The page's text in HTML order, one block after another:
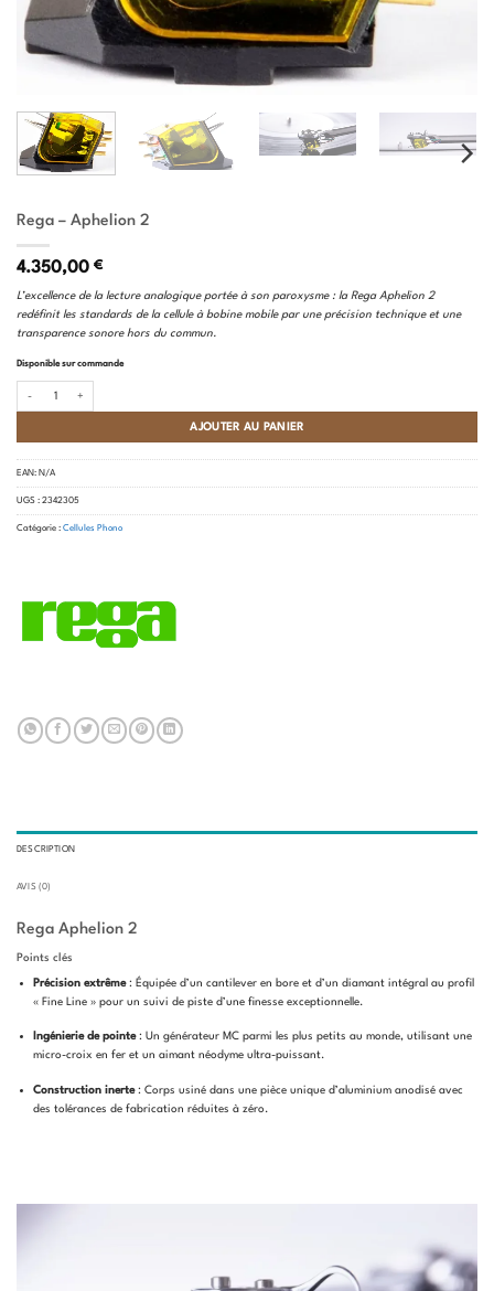
Rega – Aphelion 2
4.350,00 €
L’excellence de la lecture analogique portée à son paroxysme : la Rega Aphelion 2
redéfinit les standards de la cellule à bobine mobile par une précision technique et une
transparence sonore hors du commun.
Disponible sur commande
AJOUTER AU PANIER
EAN: N/A
UGS : 2342305
Catégorie : Cellules Phono
DESCRIPTION
AVIS (0)
Rega Aphelion 2
Points clés
Précision extrême: Équipée d’un cantilever en bore et d’un diamant intégral au profil
« Fine Line » pour un suivi de piste d’une finesse exceptionnelle.
Ingénierie de pointe: Un générateur MC parmi les plus petits au monde, utilisant une
micro-croix en fer et un aimant néodyme ultra-puissant.
Construction inerte: Corps usiné dans une pièce unique d’aluminium anodisé avec
des tolérances de fabrication réduites à zéro.